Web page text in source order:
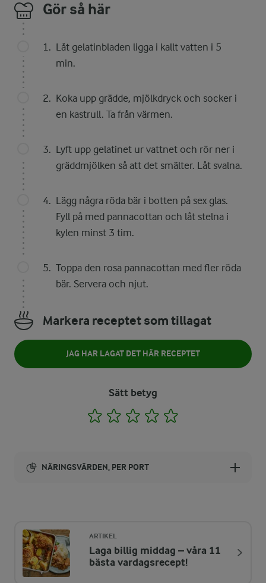
Gör så här
Låt gelatinbladen ligga i kallt vatten i 5
min.
Koka upp grädde, mjölkdryck och socker i
en kastrull. Ta från värmen.
Lyft upp gelatinet ur vattnet och rör ner i
gräddmjölken så att det smälter. Låt svalna.
Lägg några röda bär i botten på sex glas.
Fyll på med pannacottan och låt stelna i
kylen minst 3 tim.
Toppa den rosa pannacottan med fler röda
bär. Servera och njut.
Markera receptet som tillagat
JAG HAR LAGAT DET HÄR RECEPTET
Sätt betyg
1 2 3 4
NÄRINGSVÄRDEN, PER PORT
ENERGIDISTRIBUTION %
NÄRINGSVÄRDEN PER PORT
ARTIKEL
Laga billig middag – våra 11
bästa vardagsrecept!